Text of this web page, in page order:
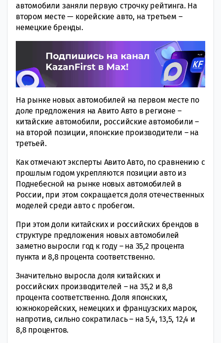
автомобили заняли первую строчку рейтинга. На
втором месте — корейские авто, на третьем –
немецкие бренды.
На рынке новых автомобилей на первом месте по
доле предложения на Авито Авто в регионе –
китайские автомобили, российские автомобили –
на второй позиции, японские производители – на
третьей.
Как отмечают эксперты Авито Авто, по сравнению с
прошлым годом укрепляются позиции авто из
Поднебесной на рынке новых автомобилей в
России, при этом сокращается доля отечественных
моделей среди авто с пробегом.
При этом доли китайских и российских брендов в
структуре предложения новых автомобилей
заметно выросли год к году – на 35,2 процента
пункта и 8,8 процента соответственно.
Значительно выросла доля китайских и
российских производителей – на 35,2 и 8,8
процента соответственно. Доля японских,
южнокорейских, немецких и французских марок,
напротив, сильно сократилась – на 5,4, 13,5, 12,4 и
8,8 процентов.